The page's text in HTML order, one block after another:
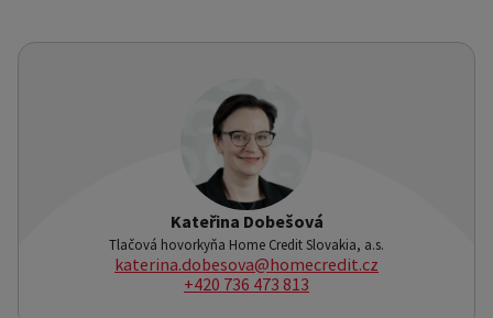
Kateřina Dobešová
Tlačová hovorkyňa Home Credit Slovakia, a.s.
katerina.dobesova@homecredit.cz
+420 736 473 813